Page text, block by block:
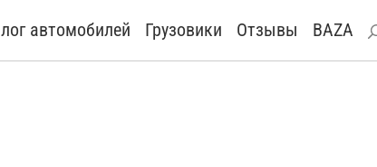
автомобилей Грузовики Отзывы BAZA